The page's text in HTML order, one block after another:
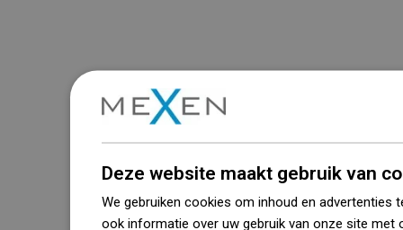
Deze website maakt gebruik van
We gebruiken cookies om inhoud en advertenties
ook informatie over uw gebruik van onze site met